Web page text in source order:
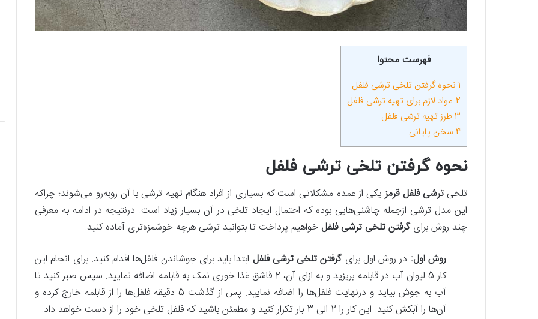
فهرست محتوا
1 نحوه گرفتن تلخی ترشی فلفل
2 مواد لازم برای تهیه ترشی فلفل
3 طرز تهیه ترشی فلفل
4 سخن پایانی
نحوه گرفتن تلخی ترشی فلفل
تلخیترشی فلفل قرمزیکی از عمده مشکلاتی است که بسیاری از افراد هنگام تهیه ترشی با آن روبه‌رو می‌شوند؛ چراکه
این مدل ترشی ازجمله چاشنی‌هایی بوده که احتمال ایجاد تلخی در آن بسیار زیاد است. درنتیجه در ادامه به معرفی
چند روش برایگرفتن تلخی ترشی فلفل خواهیم پرداخت تا بتوانید ترشی هرچه خوشمزه‌تری آماده کنید.
روش اول: در روش اول برایگرفتن تلخی ترشی فلفل ابتدا باید برای جوشاندن فلفل‌ها اقدام کنید. برای انجام این
کار 5 لیوان آب در قابلمه بریزید و به ازای آن، 2 قاشق غذا خوری نمک به قابلمه اضافه نمایید. سپس صبر کنید تا
آب به جوش بیاید و درنهایت فلفل‌ها را اضافه نمایید. پس ‌از گذشت 5 دقیقه فلفل‌ها را از قابلمه خارج کرده و
آن‌ها را آبکش کنید. این کار را 2 الی 3 بار تکرار کنید و مطمئن باشید که فلفل تلخی خود را از دست خواهد داد.